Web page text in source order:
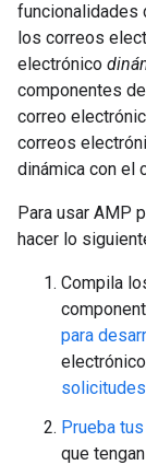
funcionalidades
los correos
electrónico
componentes
correo
correos
dinámica con el
Para usar AMP
hacer lo
Compila
para
Prueba
que